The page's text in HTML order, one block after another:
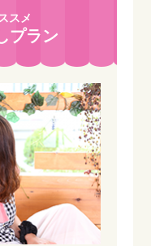
スメ
プラン